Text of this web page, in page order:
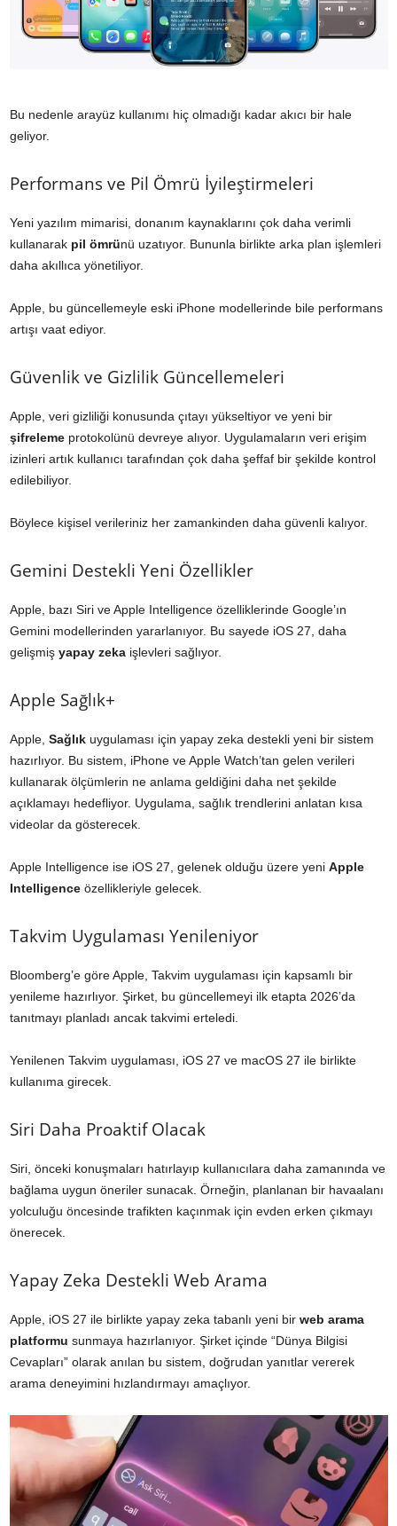
Bu nedenle arayüz kullanımı hiç olmadığı kadar akıcı bir hale
geliyor.
Performans ve Pil Ömrü İyileştirmeleri
Yeni yazılım mimarisi, donanım kaynaklarını çok daha verimli
kullanarak pil ömrünü uzatıyor. Bununla birlikte arka plan işlemleri
daha akıllıca yönetiliyor.
Apple, bu güncellemeyle eski iPhone modellerinde bile performans
artışı vaat ediyor.
Güvenlik ve Gizlilik Güncellemeleri
Apple, veri gizliliği konusunda çıtayı yükseltiyor ve yeni bir
şifreleme protokolünü devreye alıyor. Uygulamaların veri erişim
izinleri artık kullanıcı tarafından çok daha şeffaf bir şekilde kontrol
edilebiliyor.
Böylece kişisel verileriniz her zamankinden daha güvenli kalıyor.
Gemini Destekli Yeni Özellikler
Apple, bazı Siri ve Apple Intelligence özelliklerinde Google’ın
Gemini modellerinden yararlanıyor. Bu sayede iOS 27, daha
gelişmiş yapay zeka işlevleri sağlıyor.
Apple Sağlık+
Apple, Sağlık uygulaması için yapay zeka destekli yeni bir sistem
hazırlıyor. Bu sistem, iPhone ve Apple Watch’tan gelen verileri
kullanarak ölçümlerin ne anlama geldiğini daha net şekilde
açıklamayı hedefliyor. Uygulama, sağlık trendlerini anlatan kısa
videolar da gösterecek.
Apple Intelligence ise iOS 27, gelenek olduğu üzere yeni Apple
Intelligence özellikleriyle gelecek.
Takvim Uygulaması Yenileniyor
Bloomberg’e göre Apple, Takvim uygulaması için kapsamlı bir
yenileme hazırlıyor. Şirket, bu güncellemeyi ilk etapta 2026’da
tanıtmayı planladı ancak takvimi erteledi.
Yenilenen Takvim uygulaması, iOS 27 ve macOS 27 ile birlikte
kullanıma girecek.
Siri Daha Proaktif Olacak
Siri, önceki konuşmaları hatırlayıp kullanıcılara daha zamanında ve
bağlama uygun öneriler sunacak. Örneğin, planlanan bir havaalanı
yolculuğu öncesinde trafikten kaçınmak için evden erken çıkmayı
önerecek.
Yapay Zeka Destekli Web Arama
Apple, iOS 27 ile birlikte yapay zeka tabanlı yeni bir web arama
platformu sunmaya hazırlanıyor. Şirket içinde “Dünya Bilgisi
Cevapları” olarak anılan bu sistem, doğrudan yanıtlar vererek
arama deneyimini hızlandırmayı amaçlıyor.